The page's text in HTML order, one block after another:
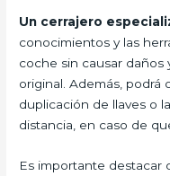
Un cerrajero
conocimientos y las
coche sin causar daños
original. Además, podrá
duplicación de llaves o
distancia, en caso de
Es importante destacar